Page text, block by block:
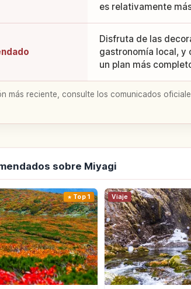
es relativamente
Disfruta de las
gastronomía local, y
un plan más
más reciente, consulte los comunicados
sobre Miyagi
Top 1 Viaje